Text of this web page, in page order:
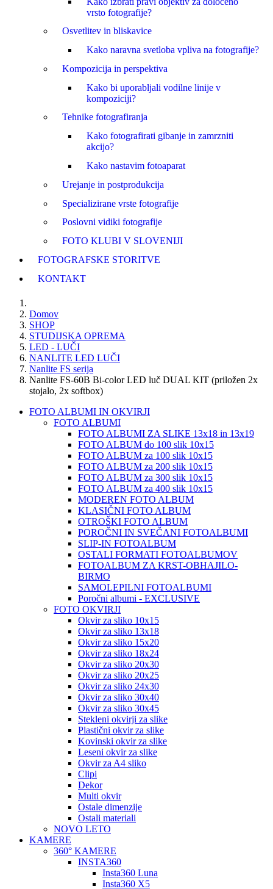
vrsto fotografije?
Osvetlitev in bliskavice
Kako naravna svetloba vpliva na fotografije?
Kompozicija in perspektiva
Kako bi uporabljali vodilne linije v
kompoziciji?
Tehnike fotografiranja
Kako fotografirati gibanje in zamrzniti
akcijo?
Kako nastavim fotoaparat
Urejanje in postprodukcija
Specializirane vrste fotografije
Poslovni vidiki fotografije
FOTO KLUBI V SLOVENIJI
FOTOGRAFSKE STORITVE
KONTAKT
Domov
SHOP
STUDIJSKA OPREMA
LED - LUČI
NANLITE LED LUČI
Nanlite FS serija
Nanlite FS-60B Bi-color LED luč DUAL KIT (priložen 2x
stojalo, 2x softbox)
FOTO ALBUMI IN OKVIRJI
FOTO ALBUMI
FOTO ALBUMI ZA SLIKE 13x18 in 13x19
FOTO ALBUM do 100 slik 10x15
FOTO ALBUM za 100 slik 10x15
FOTO ALBUM za 200 slik 10x15
FOTO ALBUM za 300 slik 10x15
FOTO ALBUM za 400 slik 10x15
MODEREN FOTO ALBUM
KLASIČNI FOTO ALBUM
OTROŠKI FOTO ALBUM
POROČNI IN SVEČANI FOTOALBUMI
SLIP-IN FOTOALBUM
OSTALI FORMATI FOTOALBUMOV
FOTOALBUM ZA KRST-OBHAJILO-
BIRMO
SAMOLEPILNI FOTOALBUMI
Poročni albumi - EXCLUSIVE
FOTO OKVIRJI
Okvir za sliko 10x15
Okvir za sliko 13x18
Okvir za sliko 15x20
Okvir za sliko 18x24
Okvir za sliko 20x30
Okvir za sliko 20x25
Okvir za sliko 24x30
Okvir za sliko 30x40
Okvir za sliko 30x45
Stekleni okvirji za slike
Plastični okvir za slike
Kovinski okvir za slike
Leseni okvir za slike
Okvir za A4 sliko
Clipi
Dekor
Multi okvir
Ostale dimenzije
Ostali materiali
NOVO LETO
KAMERE
360° KAMERE
INSTA360
Insta360 Luna
Insta360 X5